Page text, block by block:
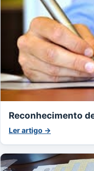
Reconhecimento
Ler artigo →